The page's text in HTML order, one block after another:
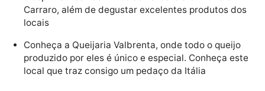
Carraro, além de degustar excelentes produtos dos
locais
Conheça a Queijaria Valbrenta, onde todo o queijo
produzido por eles é único e especial. Conheça este
local que traz consigo um pedaço da Itália